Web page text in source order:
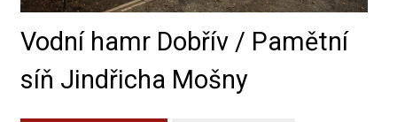
Vodní hamr Dobřív / Pamětní
síň Jindřicha Mošny